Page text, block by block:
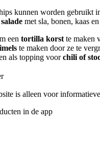
kunnen worden gebruikt
met sla, bonen, kaas
een tortilla korst te maken
te maken door ze te
als topping voorchili of
is alleen voor
in de app